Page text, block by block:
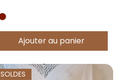
Ajouter au panier
SOLDES